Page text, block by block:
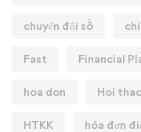
chuyển đổi số
Fast Financial
hoa don Hoi
HTKK hóa đơn